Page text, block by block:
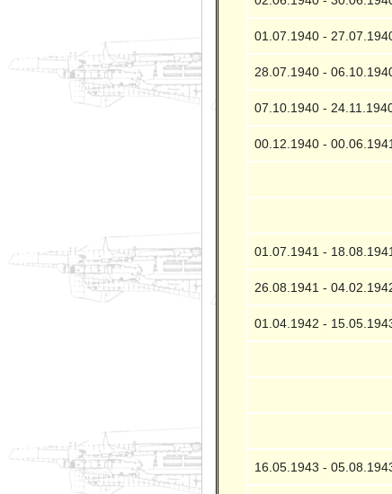
01.07.1940 -
28.07.1940 -
07.10.1940 -
00.12.1940 - 00.06.1941
01.07.1941 - 18.08.1941
26.08.1941 -
01.04.1942 -
16.05.1943 -